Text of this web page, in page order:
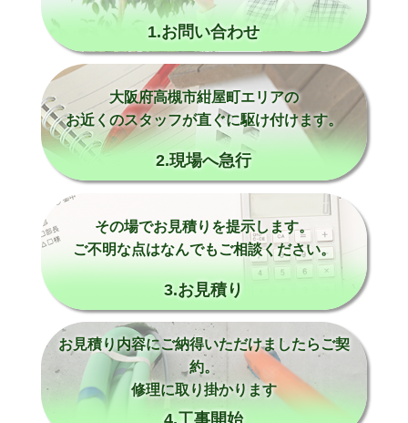
1.お問い合わせ
大阪府高槻市紺屋町エリアの
お近くのスタッフが直ぐに駆け付けます。
2.現場へ急行
その場でお見積りを提示します。
ご不明な点はなんでもご相談ください。
3.お見積り
お見積り内容にご納得いただけましたらご契
約。
修理に取り掛かります
4.工事開始